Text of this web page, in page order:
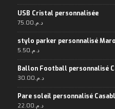
USB Cristal personnalisée
د.م.75.00
stylo parker personnalisé
د.م.5.50
Ballon Football personnalisé
د.م.30.00
Pare soleil personnalisé
د.م.22.00